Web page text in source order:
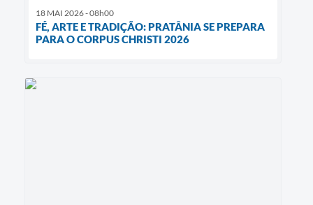
18 MAI 2026 - 08h00
FÉ, ARTE E TRADIÇÃO: PRATÂNIA SE PREPARA
PARA O CORPUS CHRISTI 2026